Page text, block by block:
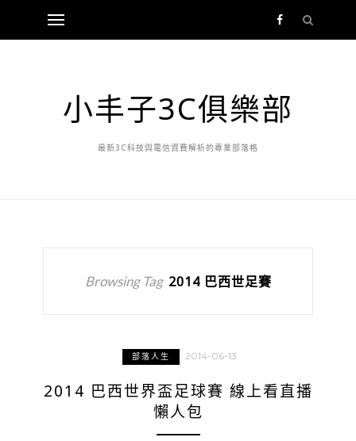
小丰子3C俱樂部
最新3C科技與電信資費解析的專業部落格
Browsing Tag 2014 巴西世足賽
部落人生 2014-06-13
2014 巴西世界盃足球賽 線上看直播
懶人包